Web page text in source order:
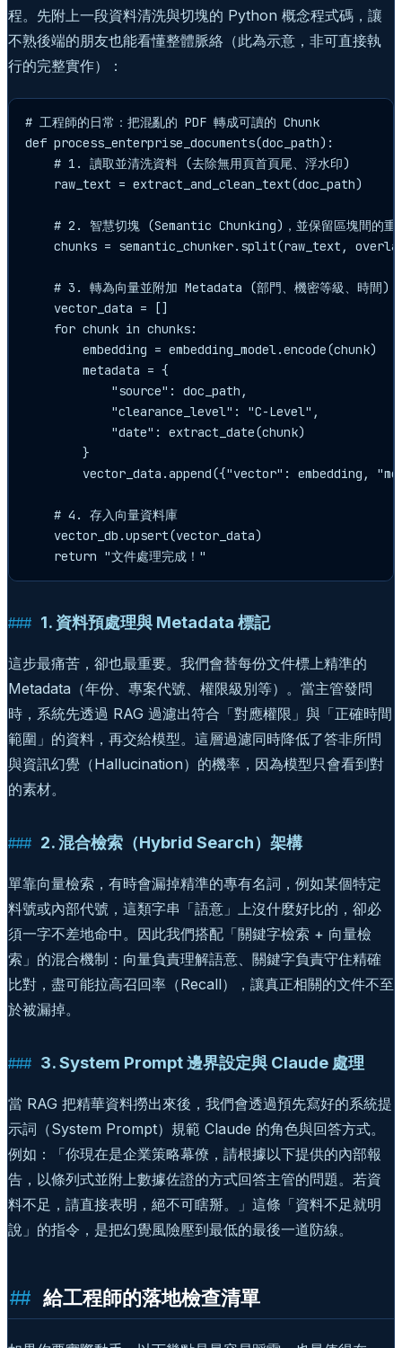
程。先附上一段資料清洗與切塊的 Python 概念程式碼，讓
不熟後端的朋友也能看懂整體脈絡（此為示意，非可直接執
行的完整實作）：
# 工程師的日常：把混亂的 PDF 轉成可讀的 Chunk
def process_enterprise_documents(doc_path):
    # 1. 讀取並清洗資料 (去除無用頁首頁尾、浮水印)
    raw_text = extract_and_clean_text(doc_path)
# 2. 智慧切塊 (Semantic Chunking)，並保留區塊間的重
chunks = semantic_chunker.split(raw_text,
    # 3. 轉為向量並附加 Metadata (部門、機密等級、時間)
    vector_data = []
    for chunk in chunks:
        embedding = embedding_model.encode(chunk)
        metadata = {
            "source": doc_path,
            "clearance_level": "C-Level",
            "date": extract_date(chunk)
        }
vector_data.append({"vector": embedding,
    # 4. 存入向量資料庫
    vector_db.upsert(vector_data)
    return "文件處理完成！"
1. 資料預處理與 Metadata 標記
這步最痛苦，卻也最重要。我們會替每份文件標上精準的
Metadata（年份、專案代號、權限級別等）。當主管發問
時，系統先透過 RAG 過濾出符合「對應權限」與「正確時間
範圍」的資料，再交給模型。這層過濾同時降低了答非所問
與資訊幻覺（Hallucination）的機率，因為模型只會看到對
的素材。
2. 混合檢索（Hybrid Search）架構
單靠向量檢索，有時會漏掉精準的專有名詞，例如某個特定
料號或內部代號，這類字串「語意」上沒什麼好比的，卻必
須一字不差地命中。因此我們搭配「關鍵字檢索 + 向量檢
索」的混合機制：向量負責理解語意、關鍵字負責守住精確
比對，盡可能拉高召回率（Recall），讓真正相關的文件不至
於被漏掉。
3. System Prompt 邊界設定與 Claude 處理
當 RAG 把精華資料撈出來後，我們會透過預先寫好的系統提
示詞（System Prompt）規範 Claude 的角色與回答方式。
例如：「你現在是企業策略幕僚，請根據以下提供的內部報
告，以條列式並附上數據佐證的方式回答主管的問題。若資
料不足，請直接表明，絕不可瞎掰。」這條「資料不足就明
說」的指令，是把幻覺風險壓到最低的最後一道防線。
給工程師的落地檢查清單